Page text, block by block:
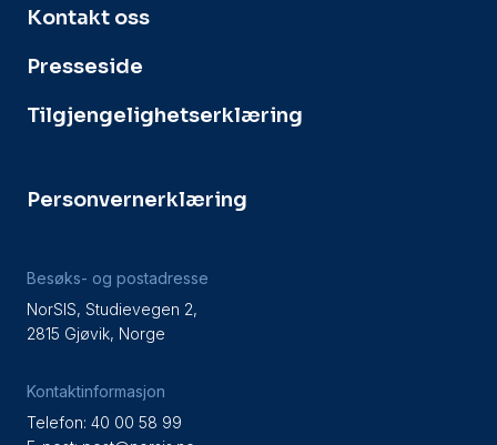
Kontakt oss
Presseside
Tilgjengelighetserklæring
Personvernerklæring
Besøks- og postadresse
NorSIS, Studievegen 2,
2815 Gjøvik, Norge
Kontaktinformasjon
Telefon: 40 00 58 99